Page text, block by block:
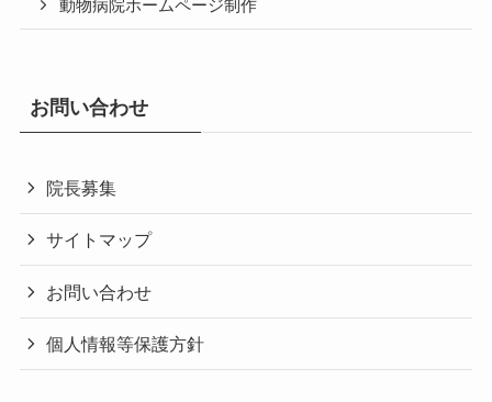
動物病院ホームページ制作
お問い合わせ
院長募集
サイトマップ
お問い合わせ
個人情報等保護方針